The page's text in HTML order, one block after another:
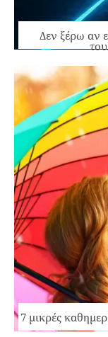
Δεν ξέρω αν
7 μικρές